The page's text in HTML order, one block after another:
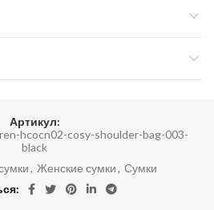
Артикул:
hcocn02-cosy-shoulder-bag-003-
black
, Женские сумки, Сумки